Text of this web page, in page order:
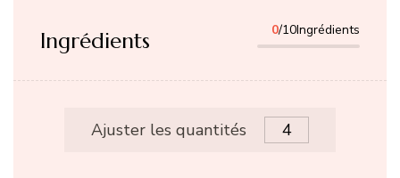
Ingrédients 0/10Ingrédients
Ajuster les quantités